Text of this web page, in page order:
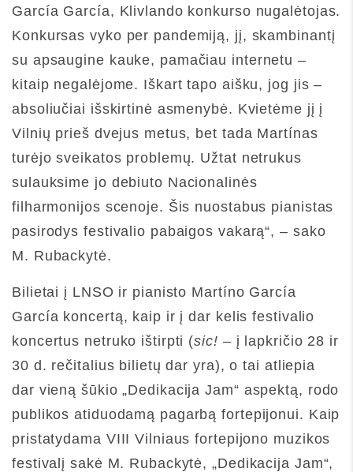
García García, Klivlando konkurso nugalėtojas.
Konkursas vyko per pandemiją, jį, skambinantį
su apsaugine kauke, pamačiau internetu –
kitaip negalėjome. Iškart tapo aišku, jog jis –
absoliučiai išskirtinė asmenybė. Kvietėme jį į
Vilnių prieš dvejus metus, bet tada Martínas
turėjo sveikatos problemų. Užtat netrukus
sulauksime jo debiuto Nacionalinės
filharmonijos scenoje. Šis nuostabus pianistas
pasirodys festivalio pabaigos vakarą“, – sako
M. Rubackytė.
Bilietai į LNSO ir pianisto Martíno García
García koncertą, kaip ir į dar kelis festivalio
koncertus netruko ištirpti (sic! – į lapkričio 28 ir
30 d. rečitalius bilietų dar yra), o tai atliepia
dar vieną šūkio „Dedikacija Jam“ aspektą, rodo
publikos atiduodamą pagarbą fortepijonui. Kaip
pristatydama VIII Vilniaus fortepijono muzikos
festivalį sakė M. Rubackytė, „Dedikacija Jam“,